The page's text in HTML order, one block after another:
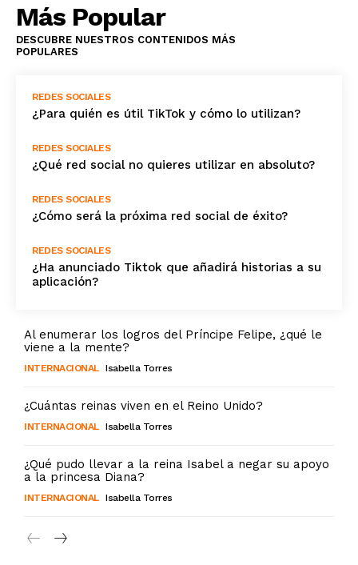
Más Popular
DESCUBRE NUESTROS CONTENIDOS MÁS
POPULARES
REDES SOCIALES
¿Para quién es útil TikTok y cómo lo utilizan?
REDES SOCIALES
¿Qué red social no quieres utilizar en absoluto?
REDES SOCIALES
¿Cómo será la próxima red social de éxito?
REDES SOCIALES
¿Ha anunciado Tiktok que añadirá historias a su
aplicación?
Al enumerar los logros del Príncipe Felipe, ¿qué le
viene a la mente?
INTERNACIONAL Isabella Torres
¿Cuántas reinas viven en el Reino Unido?
INTERNACIONAL Isabella Torres
¿Qué pudo llevar a la reina Isabel a negar su apoyo
a la princesa Diana?
INTERNACIONAL Isabella Torres